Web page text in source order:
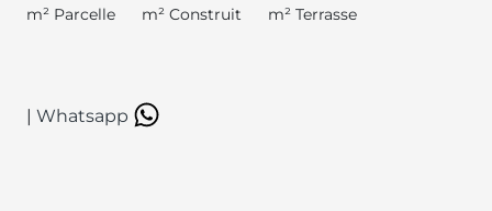
m² Parcelle m² Construit m² Terrasse
| Whatsapp